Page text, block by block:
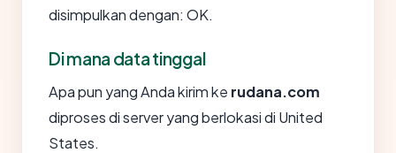
disimpulkan dengan: OK.
Di mana data tinggal
Apa pun yang Anda kirim ke rudana.com
diproses di server yang berlokasi di United
States.